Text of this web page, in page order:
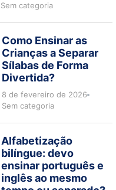
Sem categoria
Como Ensinar as
Crianças a Separar
Sílabas de Forma
Divertida?
8 de fevereiro de 2026
Sem categoria
Alfabetização
bilíngue: devo
ensinar português e
inglês ao mesmo